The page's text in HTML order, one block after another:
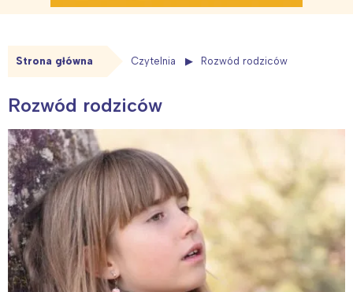
Strona główna Czytelnia Rozwód rodziców
Rozwód rodziców